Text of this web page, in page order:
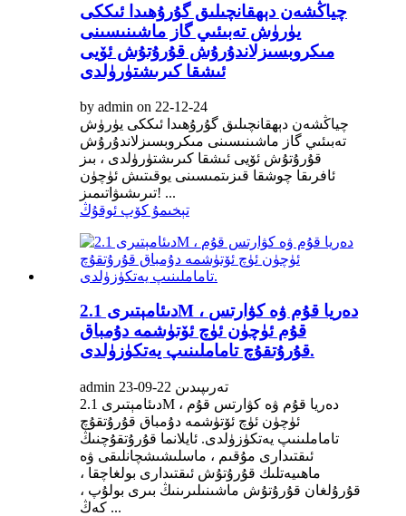
چياڭشەن دېھقانچىلىق گۇرۇھىدا ئىككى
يۈرۈش تەبىئىي گاز ماشىنىسىنى
مىكروبسىزلاندۇرۇش قۇرۇتۇش ئۆيى
ئىشقا كىرىشتۈرۈلدى
by admin on 22-12-24
چياڭشەن دېھقانچىلىق گۇرۇھىدا ئىككى يۈرۈش
تەبىئىي گاز ماشىنىسىنى مىكروبسىزلاندۇرۇش
قۇرۇتۇش ئۆيى ئىشقا كىرىشتۈرۈلدى ، بىز
ئافرىقا چوشقا قىزىتمىسىنى يوقىتىش ئۈچۈن
تىرىشىۋاتىمىز! ...
تېخىمۇ كۆپ ئوقۇڭ
دىئامېتىرى 2.1M ، دەريا قۇم ۋە كۋارتس
قۇم ئۈچۈن ئۈچ ئۆتۈشمە دۇمباق
قۇرۇتقۇچ تاماملىنىپ يەتكۈزۈلدى.
admin تەرىپىدىن 22-09-23
دىئامېتىرى 2.1M ، دەريا قۇم ۋە كۋارتس قۇم
ئۈچۈن ئۈچ ئۆتۈشمە دۇمباق قۇرۇتقۇچ
تاماملىنىپ يەتكۈزۈلدى. ئايلانما قۇرۇتقۇچنىڭ
ئىقتىدارى مۇقىم ، ماسلىشىشچانلىقى ۋە
ماھىيەتلىك قۇرۇتۇش ئىقتىدارى بولغاچقا ،
قۇرۇلغان قۇرۇتۇش ماشىنىلىرىنىڭ بىرى بولۇپ ،
كەڭ ...